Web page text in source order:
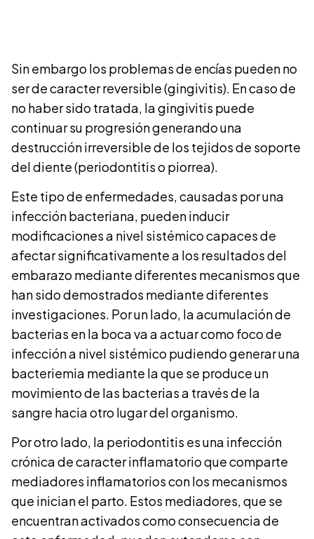
Sin embargo los problemas de encías pueden no
ser de caracter reversible (gingivitis). En caso de
no haber sido tratada, la gingivitis puede
continuar su progresión generando una
destrucción irreversible de los tejidos de soporte
del diente (periodontitis o piorrea).
Este tipo de enfermedades, causadas por una
infección bacteriana, pueden inducir
modificaciones a nivel sistémico capaces de
afectar significativamente a los resultados del
embarazo mediante diferentes mecanismos que
han sido demostrados mediante diferentes
investigaciones. Por un lado, la acumulación de
bacterias en la boca va a actuar como foco de
infección a nivel sistémico pudiendo generar una
bacteriemia mediante la que se produce un
movimiento de las bacterias a través de la
sangre hacia otro lugar del organismo.
Por otro lado, la periodontitis es una infección
crónica de caracter inflamatorio que comparte
mediadores inflamatorios con los mecanismos
que inician el parto. Estos mediadores, que se
encuentran activados como consecuencia de